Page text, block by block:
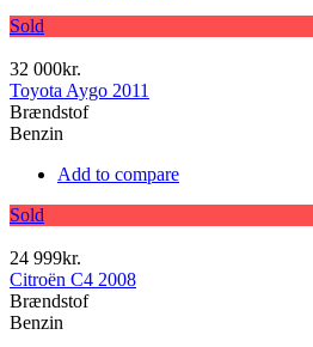
Sold
32 000kr.
Toyota Aygo 2011
Brændstof
Benzin
Add to compare
Sold
24 999kr.
Citroën C4 2008
Brændstof
Benzin